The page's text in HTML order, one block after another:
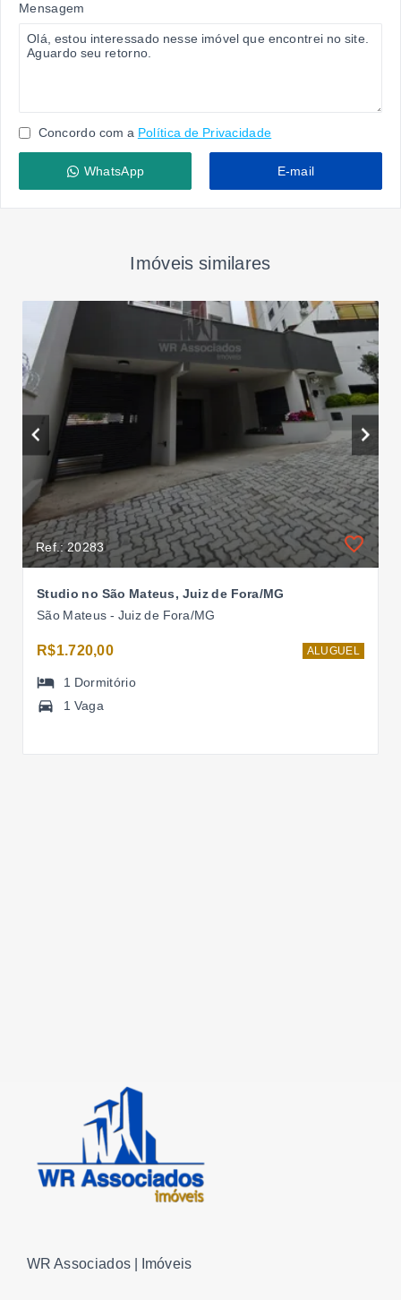
Mensagem
Concordo com a Política de Privacidade
WhatsApp E-mail
Imóveis similares
Ref.: 20283
Studio no São Mateus, Juiz de Fora/MG
São Mateus - Juiz de Fora/MG
R$1.720,00 ALUGUEL
1 Dormitório
1 Vaga
WR Associados | Imóveis